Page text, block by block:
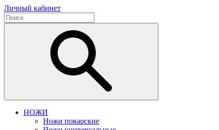
Личный кабинет
НОЖИ
Ножи поварские